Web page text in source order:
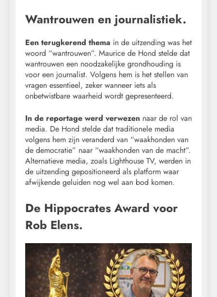
Wantrouwen en journalistiek.
Een terugkerend thema in de uitzending was het
woord “wantrouwen”. Maurice de Hond stelde dat
wantrouwen een noodzakelijke grondhouding is
voor een journalist. Volgens hem is het stellen van
vragen essentieel, zeker wanneer iets als
onbetwistbare waarheid wordt gepresenteerd.
In de reportage werd verwezen naar de rol van
media. De Hond stelde dat traditionele media
volgens hem zijn veranderd van “waakhonden van
de democratie” naar “waakhonden van de macht”.
Alternatieve media, zoals Lighthouse TV, werden in
de uitzending gepositioneerd als platform waar
afwijkende geluiden nog wel aan bod komen.
De Hippocrates Award voor
Rob Elens.